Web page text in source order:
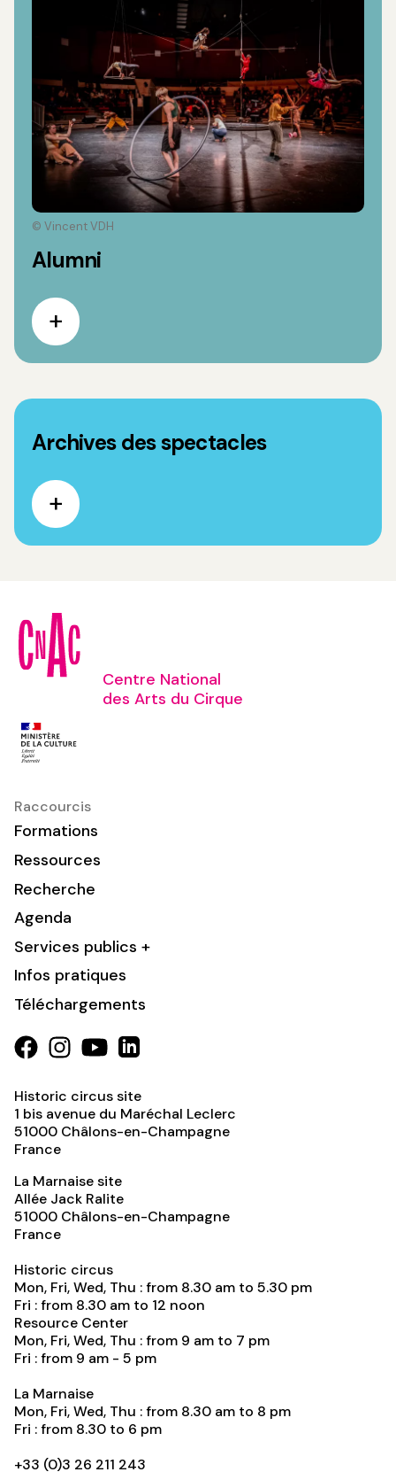
© Vincent VDH
Alumni
Archives des spectacles
Centre National
des Arts du Cirque
Raccourcis
Formations
Ressources
Recherche
Agenda
Services publics +
Infos pratiques
Téléchargements
Historic circus site
1 bis avenue du Maréchal Leclerc
51000 Châlons-en-Champagne
France
La Marnaise site
Allée Jack Ralite
51000 Châlons-en-Champagne
France
Historic circus
Mon, Fri, Wed, Thu : from 8.30 am to 5.30 pm
Fri : from 8.30 am to 12 noon
Resource Center
Mon, Fri, Wed, Thu : from 9 am to 7 pm
Fri : from 9 am - 5 pm
La Marnaise
Mon, Fri, Wed, Thu : from 8.30 am to 8 pm
Fri : from 8.30 to 6 pm
+33 (0)3 26 211 243